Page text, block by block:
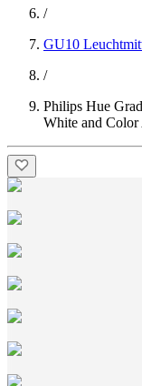
/
GU10
/
Philips Hue
White and